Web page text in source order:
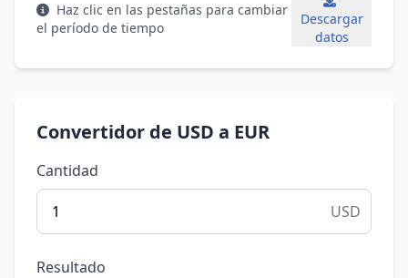
Haz clic en las pestañas para cambiar
el período de tiempo
Descargar
datos
Convertidor de USD a EUR
Cantidad
USD
Resultado